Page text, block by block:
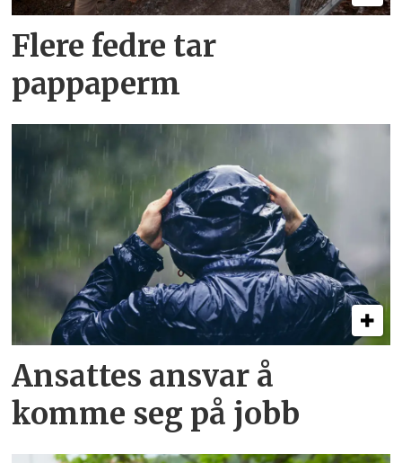
Flere fedre tar
pappaperm
Ansattes ansvar å
komme seg på jobb